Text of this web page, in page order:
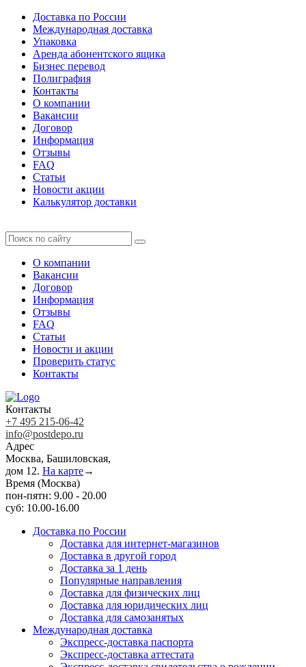
Доставка по России
Международная доставка
Упаковка
Аренда абонентского ящика
Бизнес перевод
Полиграфия
Контакты
О компании
Вакансии
Договор
Информация
Отзывы
FAQ
Статьи
Новости акции
Калькулятор доставки
О компании
Вакансии
Договор
Информация
Отзывы
FAQ
Статьи
Новости и акции
Проверить статус
Контакты
Контакты
+7 495 215-06-42
info@postdepo.ru
Адрес
Москва, Башиловская,
дом 12. На карте→
Время (Москва)
пон-пятн: 9.00 - 20.00
суб: 10.00-16.00
Доставка по России
Доставка для интернет-магазинов
Доставка в другой город
Доставка за 1 день
Популярные направления
Доставка для физических лиц
Доставка для юридических лиц
Доставка для самозанятых
Международная доставка
Экспресс-доставка паспорта
Экспресс-доставка аттестата